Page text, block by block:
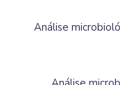
Análise